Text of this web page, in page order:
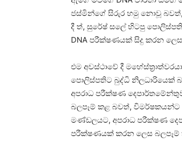
ජස්මින්ගේ සිරුර හමු නොවූ බවත්,
දී ත්, සුරේෂ් සලේ හිටපු
DNA පරීක්ෂණයක් සිදු කරන
එම අවස්‍ථාවේ දී
පොලිස්පතිට බුද්ධි නිලධාරියෙක්
අපරාධ පරීක්ෂණ
බලපෑම් කළ බවත්,
මණ්ඩලයට, අපරාධ පරීක්ෂණ
පරීක්ෂණයක් කරන ලෙස බලපෑම්